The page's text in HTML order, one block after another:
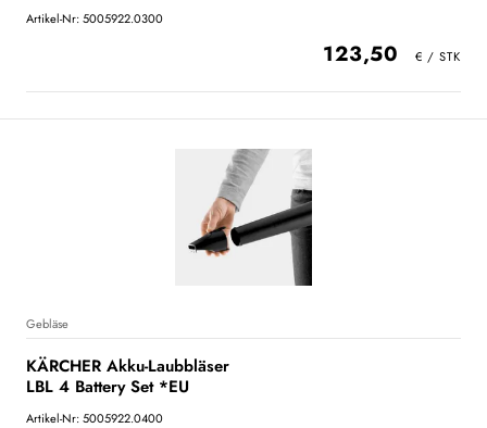
Artikel-Nr: 5005922.0300
123,50
Gebläse
KÄRCHER Akku-Laubbläser
LBL 4 Battery Set *EU
Artikel-Nr: 5005922.0400